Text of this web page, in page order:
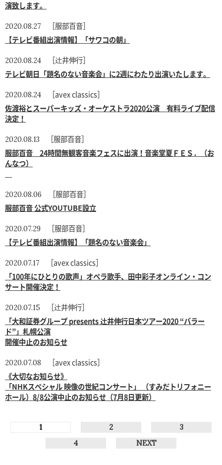
演致します。
2020.08.27 ［服部百音］
【テレビ番組出演情報】「サワコの朝」
2020.08.24 ［辻井伸行］
テレビ朝日「題名のない音楽会」に2週にわたり出演いたします。
2020.08.24 ［avex classics］
佐渡裕とスーパーキッズ・オーケストラ2020公演 有料ライブ配信
決定！
2020.08.13 ［服部百音］
服部百音 24時間無観客音楽フェスに出演！音楽堂夏ＦＥＳ．（お
んなつ）
2020.08.06 ［服部百音］
服部百音 公式YOUTUBE設立
2020.07.29 ［服部百音］
【テレビ番組出演情報】「題名のない音楽会」
2020.07.17 ［avex classics］
「100年にひとりの歌声」オペラ歌手、田中彩子オンライン・コン
サート開催決定！
2020.07.15 ［辻井伸行］
「大和証券グループ presents 辻井伸行日本ツアー2020 “バラー
ド”」札幌公演
開催中止のお知らせ
2020.07.08 ［avex classics］
《大切なお知らせ》
「NHKスペシャル 映像の世紀コンサート」 （すみだトリフォニー
ホール）8/8公演中止のお知らせ（7月8日更新）
1 2
3
4
NEXT